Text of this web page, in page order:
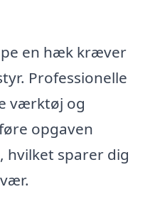
en hæk kræver
Professionelle
værktøj og
opgaven
sparer dig